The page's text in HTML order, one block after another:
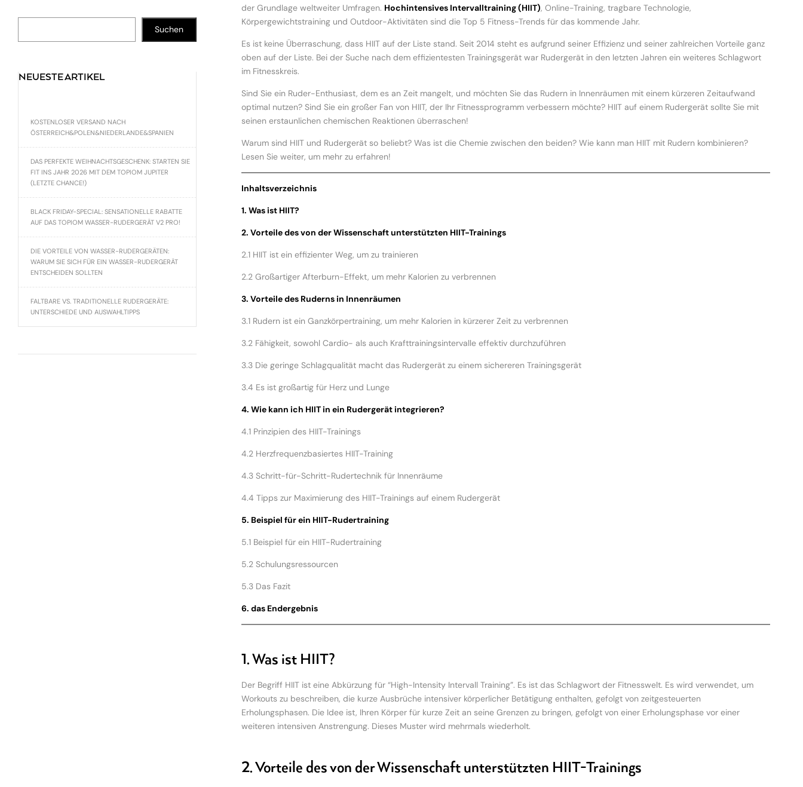
Suchen
NEUESTE ARTIKEL
KOSTENLOSER VERSAND NACH
ÖSTERREICH&POLEN&NIEDERLANDE&SPANIEN
DAS PERFEKTE WEIHNACHTSGESCHENK: STARTEN SIE
FIT INS JAHR 2026 MIT DEM TOPIOM JUPITER
(LETZTE CHANCE!)
BLACK FRIDAY-SPECIAL: SENSATIONELLE RABATTE
AUF DAS TOPIOM WASSER-RUDERGERÄT V2 PRO!
DIE VORTEILE VON WASSER-RUDERGERÄTEN:
WARUM SIE SICH FÜR EIN WASSER-RUDERGERÄT
ENTSCHEIDEN SOLLTEN
FALTBARE VS. TRADITIONELLE RUDERGERÄTE:
UNTERSCHIEDE UND AUSWAHLTIPPS
der Grundlage weltweiter Umfragen. Hochintensives Intervalltraining (HIIT), Online-Training, tragbare Technologie,
Körpergewichtstraining und Outdoor-Aktivitäten sind die Top 5 Fitness-Trends für das kommende Jahr.
Es ist keine Überraschung, dass HIIT auf der Liste stand. Seit 2014 steht es aufgrund seiner Effizienz und seiner zahlreichen Vorteile ganz
oben auf der Liste. Bei der Suche nach dem effizientesten Trainingsgerät war Rudergerät in den letzten Jahren ein weiteres Schlagwort
im Fitnesskreis.
Sind Sie ein Ruder-Enthusiast, dem es an Zeit mangelt, und möchten Sie das Rudern in Innenräumen mit einem kürzeren Zeitaufwand
optimal nutzen? Sind Sie ein großer Fan von HIIT, der Ihr Fitnessprogramm verbessern möchte? HIIT auf einem Rudergerät sollte Sie mit
seinen erstaunlichen chemischen Reaktionen überraschen!
Warum sind HIIT und Rudergerät so beliebt? Was ist die Chemie zwischen den beiden? Wie kann man HIIT mit Rudern kombinieren?
Lesen Sie weiter, um mehr zu erfahren!
Inhaltsverzeichnis
1. Was ist HIIT?
2. Vorteile des von der Wissenschaft unterstützten HIIT-Trainings
2.1 HIIT ist ein effizienter Weg, um zu trainieren
2.2 Großartiger Afterburn-Effekt, um mehr Kalorien zu verbrennen
3. Vorteile des Ruderns in Innenräumen
3.1 Rudern ist ein Ganzkörpertraining, um mehr Kalorien in kürzerer Zeit zu verbrennen
3.2 Fähigkeit, sowohl Cardio- als auch Krafttrainingsintervalle effektiv durchzuführen
3.3 Die geringe Schlagqualität macht das Rudergerät zu einem sichereren Trainingsgerät
3.4 Es ist großartig für Herz und Lunge
4. Wie kann ich HIIT in ein Rudergerät integrieren?
4.1 Prinzipien des HIIT-Trainings
4.2 Herzfrequenzbasiertes HIIT-Training
4.3 Schritt-für-Schritt-Rudertechnik für Innenräume
4.4 Tipps zur Maximierung des HIIT-Trainings auf einem Rudergerät
5. Beispiel für ein HIIT-Rudertraining
5.1 Beispiel für ein HIIT-Rudertraining
5.2 Schulungsressourcen
5.3 Das Fazit
6. das Endergebnis
1. Was ist HIIT?
Der Begriff HIIT ist eine Abkürzung für “High-Intensity Intervall Training”. Es ist das Schlagwort der Fitnesswelt. Es wird verwendet, um
Workouts zu beschreiben, die kurze Ausbrüche intensiver körperlicher Betätigung enthalten, gefolgt von zeitgesteuerten
Erholungsphasen. Die Idee ist, Ihren Körper für kurze Zeit an seine Grenzen zu bringen, gefolgt von einer Erholungsphase vor einer
weiteren intensiven Anstrengung. Dieses Muster wird mehrmals wiederholt.
2. Vorteile des von der Wissenschaft unterstützten HIIT-Trainings